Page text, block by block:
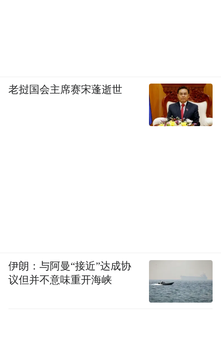
老挝国会主席赛宋蓬逝世
伊朗：与阿曼“接近”达成协
议但并不意味重开海峡